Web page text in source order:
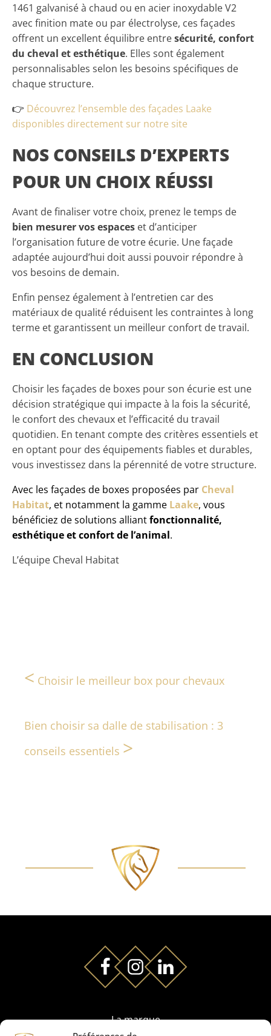
1461 galvanisé à chaud ou en acier inoxydable V2
avec finition mate ou par électrolyse, ces façades
offrent un excellent équilibre entresécurité, confort
du cheval et esthétique. Elles sont également
personnalisables selon les besoins spécifiques de
chaque structure.
👉 Découvrez l’ensemble des façades Laake
disponibles directement sur notre site
NOS CONSEILS D’EXPERTS
POUR UN CHOIX RÉUSSI
Avant de finaliser votre choix, prenez le temps de
bien mesurer vos espaces et d’anticiper
l’organisation future de votre écurie. Une façade
adaptée aujourd’hui doit aussi pouvoir répondre à
vos besoins de demain.
Enfin pensez également à l’entretien car des
matériaux de qualité réduisent les contraintes à long
terme et garantissent un meilleur confort de travail.
EN CONCLUSION
Choisir les façades de boxes pour son écurie est une
décision stratégique qui impacte à la fois la sécurité,
le confort des chevaux et l’efficacité du travail
quotidien. En tenant compte des critères essentiels et
en optant pour des équipements fiables et durables,
vous investissez dans la pérennité de votre structure.
Avec les façades de boxes proposées par Cheval
Habitat, et notamment la gamme Laake, vous
bénéficiez de solutions alliantfonctionnalité,
esthétique et confort de l’animal.
L’équipe Cheval Habitat
< Choisir le meilleur box pour chevaux
Bien choisir sa dalle de stabilisation : 3
conseils essentiels >
La marque